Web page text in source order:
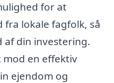
for at
lokale fagfolk, så
af din investering.
en effektiv
ejendom og